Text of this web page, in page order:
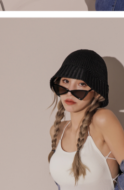
2. Pilihan kaedah pembayaran
pesanan ditubuhkan, akan secara
3. Jumlah kelulusan sebenar, bilangan
adalah berdasarkan halaman
4. Dalam masa 30 minit selepas pesanan
untuk mengesahkan transaksi atau jika
akan dibatalkan secara automatik. Jika
semakan khusus" yang tidak lulus, ini
penilaian tidak mencukupi, tiada
penilaian boleh diberikan.
【Penerangan Kaedah Pembayaran】
1. Pembayaran ansuran tidak
"Pembayaran Ansuran Gogo" akan
pembayaran selepas tarikh penyelesaian
2. Melalui pautan SMS untuk membuka
membayar melalui "Kod bar kedai
Mobile / Pemindahan bank / Pembayaran
peribadi yang disenaraikan seperti di